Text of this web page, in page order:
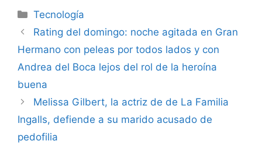
Tecnología
Rating del domingo: noche agitada en Gran
Hermano con peleas por todos lados y con
Andrea del Boca lejos del rol de la heroína
buena
Melissa Gilbert, la actriz de de La Familia
Ingalls, defiende a su marido acusado de
pedofilia